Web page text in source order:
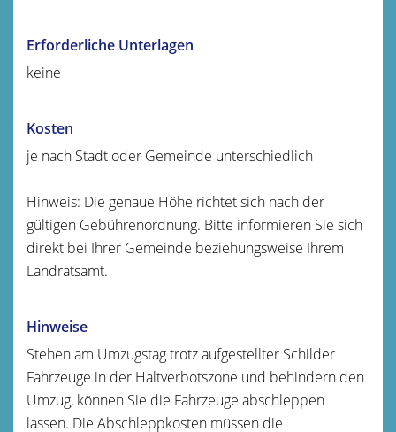
Erforderliche Unterlagen
keine
Kosten
je nach Stadt oder Gemeinde unterschiedlich
Hinweis: Die genaue Höhe richtet sich nach der
gültigen Gebührenordnung. Bitte informieren Sie sich
direkt bei Ihrer Gemeinde beziehungsweise Ihrem
Landratsamt.
Hinweise
Stehen am Umzugstag trotz aufgestellter Schilder
Fahrzeuge in der Haltverbotszone und behindern den
Umzug, können Sie die Fahrzeuge abschleppen
lassen. Die Abschleppkosten müssen die